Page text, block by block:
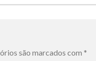
são marcados com *